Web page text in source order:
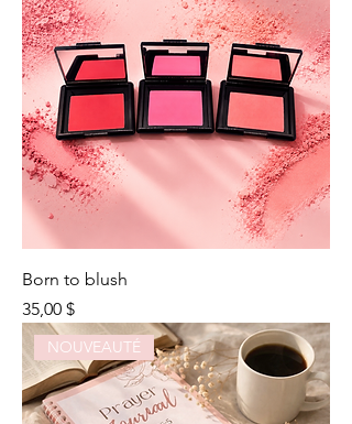
Born to blush
Prix
35,00 $
NOUVEAUTÉ